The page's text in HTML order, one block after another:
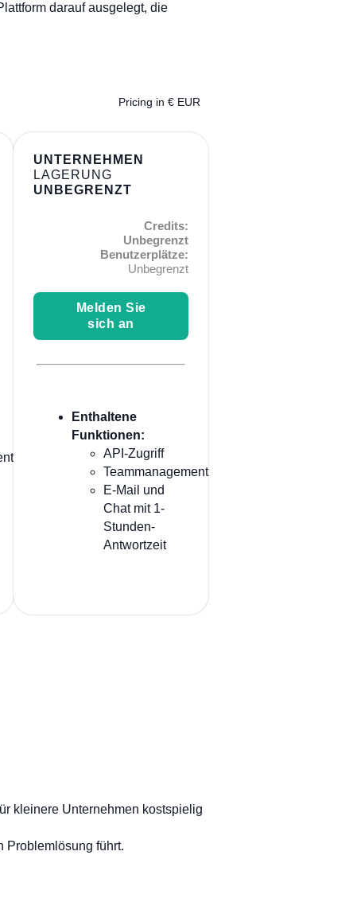
darauf ausgelegt, die
Pricing in € EUR
UNTERNEHMEN
LAGERUNG
UNBEGRENZT
Credits:
Unbegrenzt
Benutzerplätze:
Unbegrenzt
Melden Sie
sich an
Enthaltene
Funktionen:
API-Zugriff
Teammanagement
E-Mail und
Chat mit 1-
Stunden-
Antwortzeit
kleinere Unternehmen kostspielig
Problemlösung führt.